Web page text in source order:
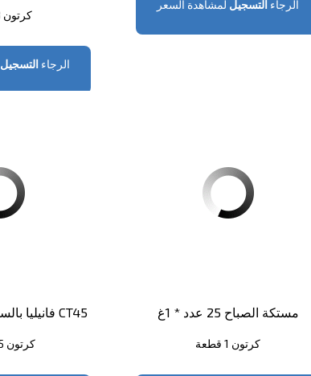
كرتون 3 قطعة
التسجيل الرجاء
التسجيل الرجاء
فانيليا بالسكر الصباح 5*10غ CT45
كرتون 45 قطعة
مستكة الصباح 25 عدد * 1غ
كرتون 1 قطعة